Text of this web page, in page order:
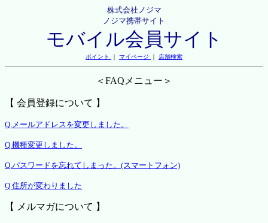
株式会社ノジマ
ノジマ携帯サイト
モバイル会員サイト
ポイント ｜ マイページ ｜ 店舗検索
＜FAQメニュー＞
【 会員登録について 】
Q.メールアドレスを変更しました。
Q.機種変更しました。
Q.パスワードを忘れてしまった。(スマートフォン)
Q.住所が変わりました
【 メルマガについて 】